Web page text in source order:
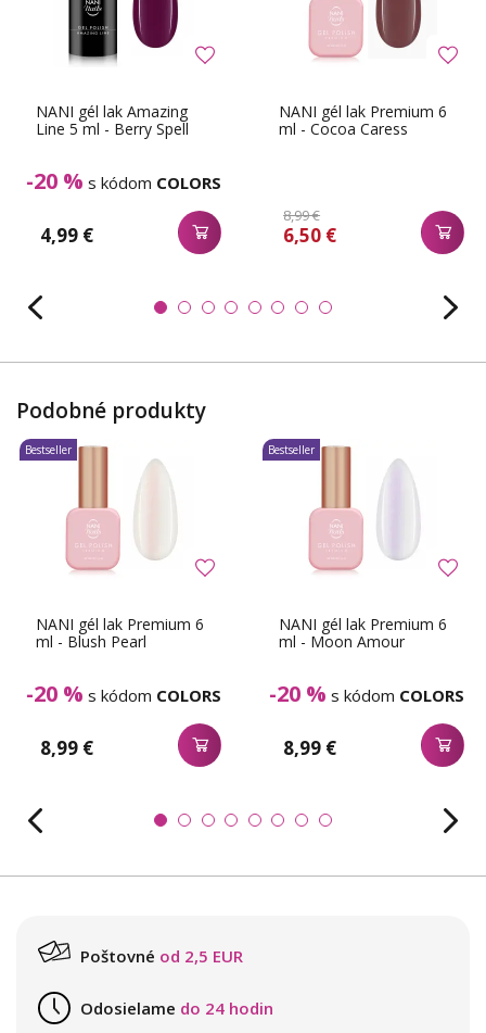
NANI gél lak Amazing
Line 5 ml - Berry Spell
-20 % s kódom COLORS
4,99 €
NANI gél lak Premium 6
ml - Cocoa Caress
8,99 €
6,50 €
Podobné produkty
NANI gél lak Premium 6
ml - Blush Pearl
-20 % s kódom COLORS
8,99 €
Bestseller
NANI gél lak Premium 6
ml - Moon Amour
-20 % s kódom COLORS
8,99 €
Bestseller
Poštovné od 2,5 EUR
Odosielame do 24 hodin